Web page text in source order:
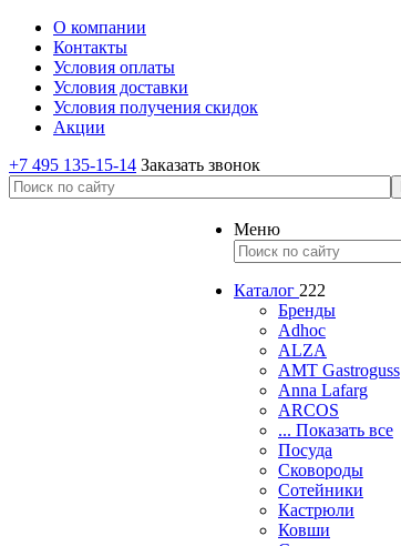
О компании
Контакты
Условия оплаты
Условия доставки
Условия получения скидок
Акции
+7 495 135-15-14 Заказать звонок
Меню
Каталог 222
Бренды
Adhoc
ALZA
AMT Gastroguss
Anna Lafarg
ARCOS
... Показать все
Посуда
Сковороды
Сотейники
Кастрюли
Ковши